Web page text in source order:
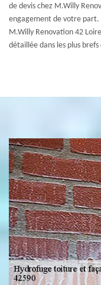
de devis chez M.Willy
engagement de votre
M.Willy Renovation 42
détaillée dans les plus brefs